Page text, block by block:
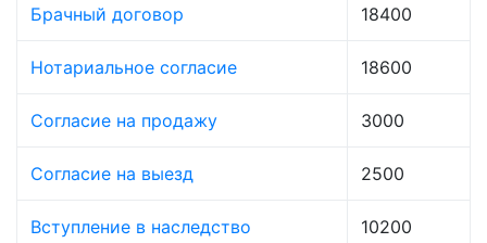
Брачный договор 18400
Нотариальное согласие 18600
Согласие на продажу 3000
Согласие на выезд 2500
Вступление в наследство 10200